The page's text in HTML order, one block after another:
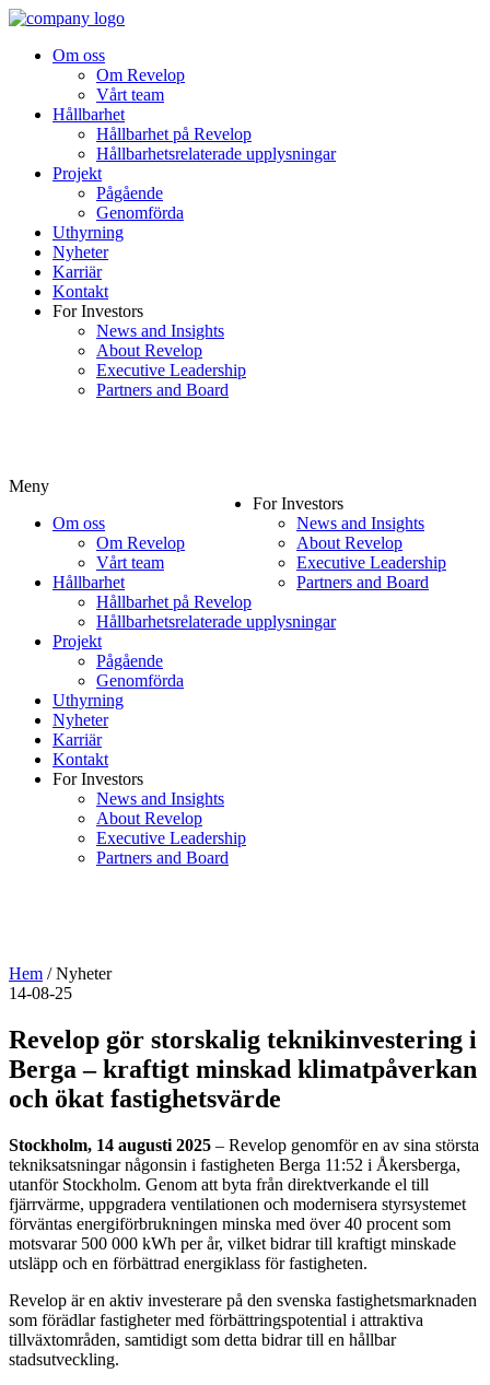
Om oss
Om Revelop
Vårt team
Hållbarhet
Hållbarhet på Revelop
Hållbarhetsrelaterade upplysningar
Projekt
Pågående
Genomförda
Uthyrning
Nyheter
Karriär
Kontakt
For Investors
News and Insights
About Revelop
Executive Leadership
Partners and Board
For Investors
News and Insights
About Revelop
Executive Leadership
Partners and Board
Meny
Om oss
Om Revelop
Vårt team
Hållbarhet
Hållbarhet på Revelop
Hållbarhetsrelaterade upplysningar
Projekt
Pågående
Genomförda
Uthyrning
Nyheter
Karriär
Kontakt
For Investors
News and Insights
About Revelop
Executive Leadership
Partners and Board
Hem /Nyheter
14-08-25
Revelop gör storskalig teknikinvestering i
Berga – kraftigt minskad klimatpåverkan
och ökat fastighetsvärde
Stockholm, 14 augusti 2025 – Revelop genomför en av sina största
tekniksatsningar någonsin i fastigheten Berga 11:52 i Åkersberga,
utanför Stockholm. Genom att byta från direktverkande el till
fjärrvärme, uppgradera ventilationen och modernisera styrsystemet
förväntas energiförbrukningen minska med över 40 procent som
motsvarar 500 000 kWh per år, vilket bidrar till kraftigt minskade
utsläpp och en förbättrad energiklass för fastigheten.
Revelop är en aktiv investerare på den svenska fastighetsmarknaden
som förädlar fastigheter med förbättringspotential i attraktiva
tillväxtområden, samtidigt som detta bidrar till en hållbar
stadsutveckling.